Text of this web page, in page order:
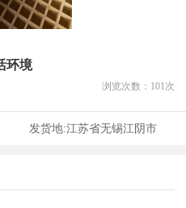
环境
浏览次数： 101次
发货地:江苏省无锡江阴市